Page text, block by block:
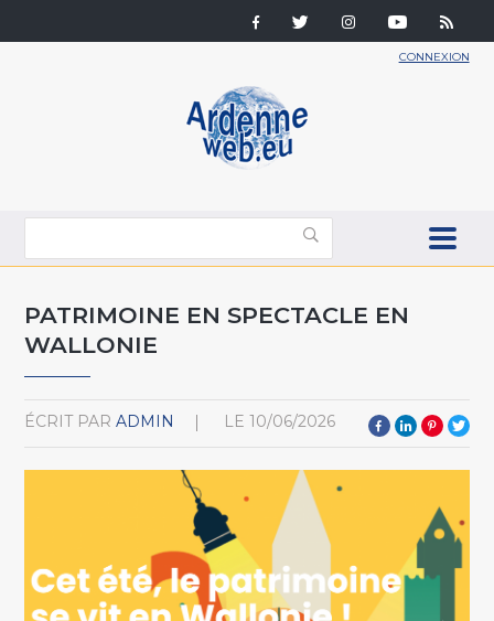
CONNEXION
PATRIMOINE EN SPECTACLE EN
WALLONIE
ÉCRIT PAR ADMIN LE 10/06/2026